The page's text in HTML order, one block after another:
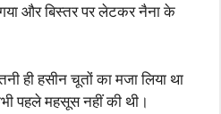
और बिस्तर पर लेटकर नैना के
ही हसीन चूतों का मजा लिया था
पहले महसूस नहीं की थी।